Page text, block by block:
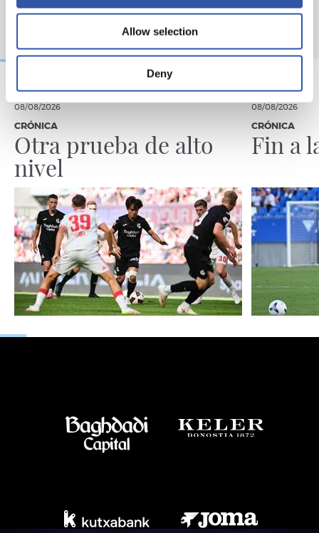
Allow selection
Deny
08/08/2026
CRÓNICA
Otra prueba de alto
nivel
08/08/2026
CRÓNICA
Fin a